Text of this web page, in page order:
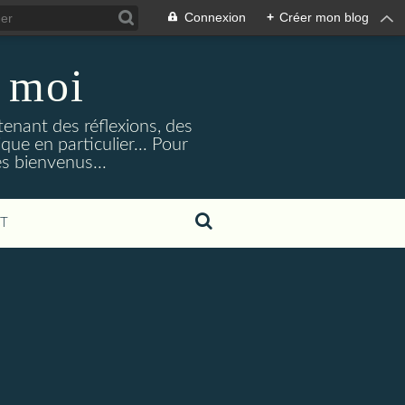
Connexion + Créer mon blog
des réflexions, des
en particulier... Pour
bienvenus...